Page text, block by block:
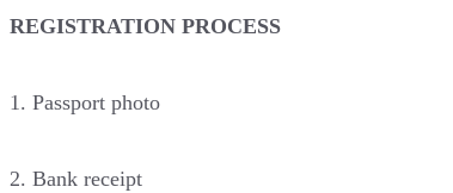
REGISTRATION PROCESS
1. Passport photo
2. Bank receipt